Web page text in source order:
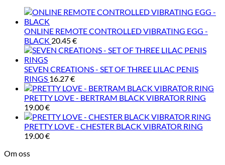
ONLINE REMOTE CONTROLLED VIBRATING EGG -
BLACK 20.45€
SEVEN CREATIONS - SET OF THREE LILAC PENIS
RINGS 16.27€
PRETTY LOVE - BERTRAM BLACK VIBRATOR RING
19.00€
PRETTY LOVE - CHESTER BLACK VIBRATOR RING
19.00€
Om oss